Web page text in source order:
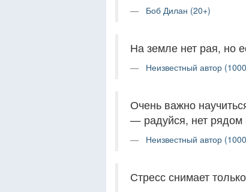
Боб Дилан (20+)
На земле нет рая, но
Неизвестный автор
Очень важно
— радуйся, нет рядом
Неизвестный автор
Стресс снимает